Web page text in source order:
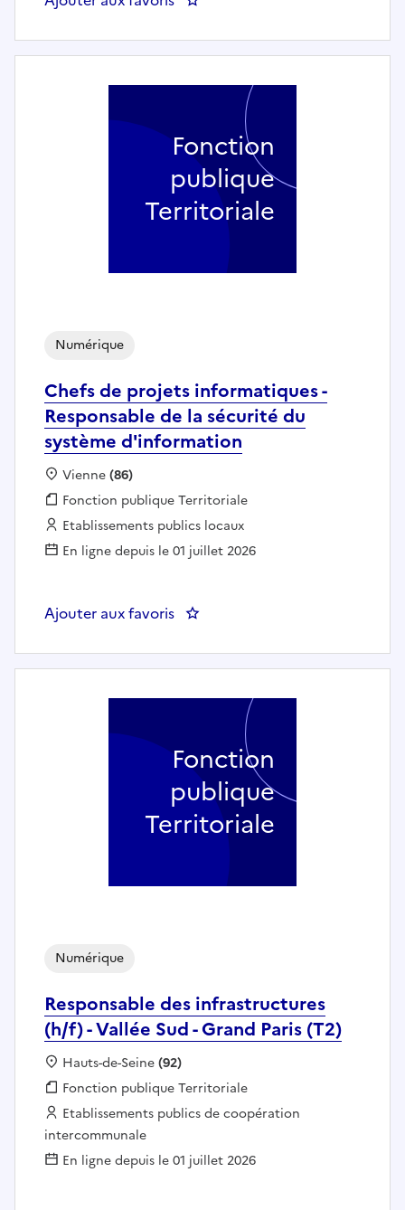
Chefs de projets informatiques -
Responsable de la sécurité du
système d'information
Numérique
Localisation :
Vienne(86)
Fonction publique :
Fonction publique Territoriale
Employeur :
Etablissements publics locaux
En ligne depuis le 01 juillet 2026
Ajouter aux favoris : Chefs de projets
Fonction
publique
Territoriale
Responsable des infrastructures
(h/f) - Vallée Sud - Grand Paris (T2)
Numérique
Localisation :
Hauts-de-Seine(92)
Fonction publique :
Fonction publique Territoriale
Employeur :
Etablissements publics de coopération
intercommunale
En ligne depuis le 01 juillet 2026
Fonction
publique
Territoriale